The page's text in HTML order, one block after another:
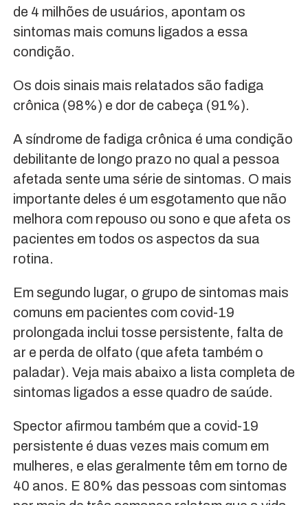
de 4 milhões de usuários, apontam os
sintomas mais comuns ligados a essa
condição.
Os dois sinais mais relatados são fadiga
crônica (98%) e dor de cabeça (91%).
A síndrome de fadiga crônica é uma condição
debilitante de longo prazo no qual a pessoa
afetada sente uma série de sintomas. O mais
importante deles é um esgotamento que não
melhora com repouso ou sono e que afeta os
pacientes em todos os aspectos da sua
rotina.
Em segundo lugar, o grupo de sintomas mais
comuns em pacientes com covid-19
prolongada inclui tosse persistente, falta de
ar e perda de olfato (que afeta também o
paladar). Veja mais abaixo a lista completa de
sintomas ligados a esse quadro de saúde.
Spector afirmou também que a covid-19
persistente é duas vezes mais comum em
mulheres, e elas geralmente têm em torno de
40 anos. E 80% das pessoas com sintomas